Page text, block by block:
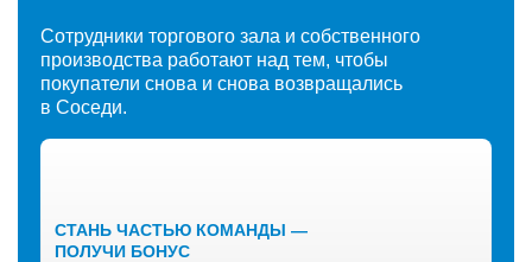
Сотрудники торгового зала и собственного
производства работают над тем, чтобы
покупатели снова и снова возвращались
в Соседи.
СТАНЬ ЧАСТЬЮ КОМАНДЫ —
ПОЛУЧИ БОНУС